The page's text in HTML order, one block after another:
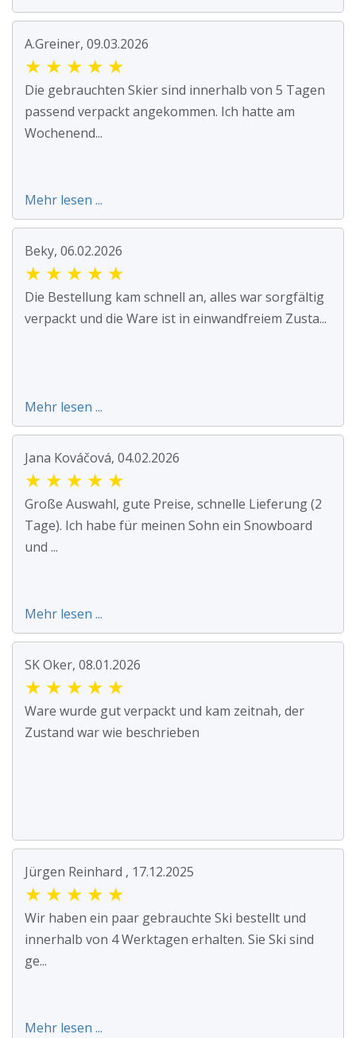
A.Greiner, 09.03.2026
★ ★ ★ ★ ★
Die gebrauchten Skier sind innerhalb von 5 Tagen
passend verpackt angekommen. Ich hatte am
Wochenend...
Mehr lesen ...
Beky, 06.02.2026
★ ★ ★ ★ ★
Die Bestellung kam schnell an, alles war sorgfältig
verpackt und die Ware ist in einwandfreiem Zusta...
Mehr lesen ...
Jana Kováčová, 04.02.2026
★ ★ ★ ★ ★
Große Auswahl, gute Preise, schnelle Lieferung (2
Tage). Ich habe für meinen Sohn ein Snowboard
und ...
Mehr lesen ...
SK Oker, 08.01.2026
★ ★ ★ ★ ★
Ware wurde gut verpackt und kam zeitnah, der
Zustand war wie beschrieben
Jürgen Reinhard , 17.12.2025
★ ★ ★ ★ ★
Wir haben ein paar gebrauchte Ski bestellt und
innerhalb von 4 Werktagen erhalten. Sie Ski sind
ge...
Mehr lesen ...